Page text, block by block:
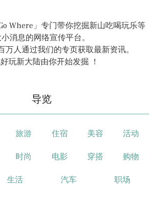
Where」专门带你挖掘新山吃喝玩乐等
消息的网络宣传平台。
万人通过我们的专页获取最新资讯。
玩新大陆由你开始发掘 ！
导览
旅游 住宿 美容 活动
时尚 电影 穿搭 购物
生活 汽车 职场